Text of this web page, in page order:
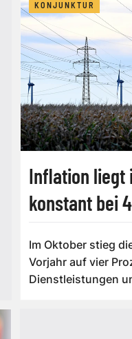
KONJUNKTUR
Inflation liegt
konstant bei
Im Oktober stieg
Vorjahr auf vier
Dienstleistungen